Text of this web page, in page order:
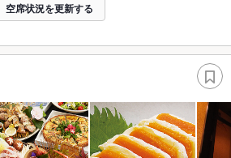
空席状況を更新する